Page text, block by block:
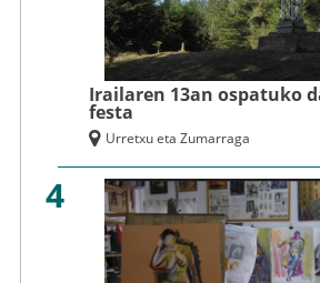
Irailaren 13an ospatuko
festa
Urretxu eta Zumarraga
4